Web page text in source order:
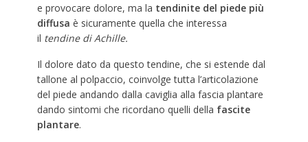
e provocare dolore, ma la tendinite del piede più
diffusa è sicuramente quella che interessa
il tendine di Achille.
Il dolore dato da questo tendine, che si estende dal
tallone al polpaccio, coinvolge tutta l’articolazione
del piede andando dalla caviglia alla fascia plantare
dando sintomi che ricordano quelli della fascite
plantare.